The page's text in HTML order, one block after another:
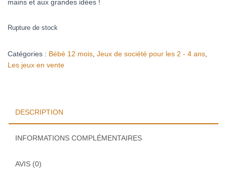
mains et aux grandes idées !
Rupture de stock
Catégories : Bébé 12 mois Jeux de société pour les 2 - 4 ans
Les jeux en vente
DESCRIPTION
INFORMATIONS COMPLÉMENTAIRES
AVIS (0)